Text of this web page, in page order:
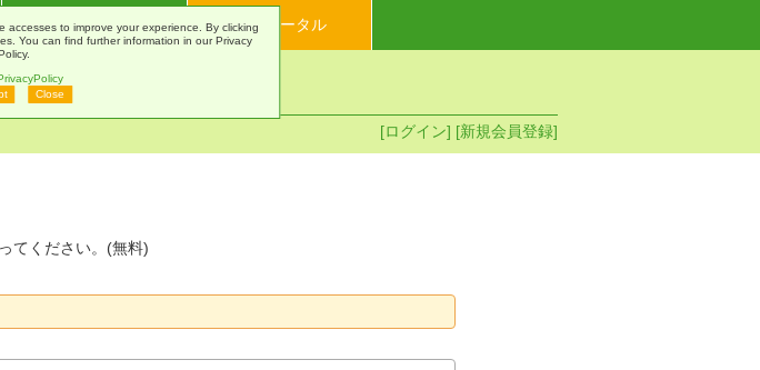
印刷Navi マイポータル
[ログイン] [新規会員登録]
てください。(無料)
to improve your experience. By clicking
You can find further information in our Privacy
Close